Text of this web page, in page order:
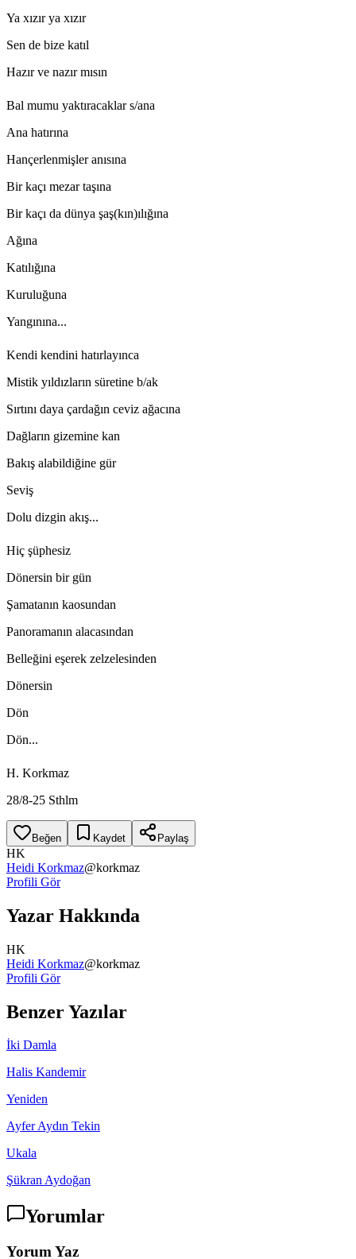
Ya xızır ya xızır
Sen de bize katıl
Hazır ve nazır mısın
Bal mumu yaktıracaklar s/ana
Ana hatırına
Hançerlenmişler anısına
Bir kaçı mezar taşına
Bir kaçı da dünya şaş(kın)ılığına
Ağına
Katılığına
Kuruluğuna
Yangınına...
Kendi kendini hatırlayınca
Mistik yıldızların süretine b/ak
Sırtını daya çardağın ceviz ağacına
Dağların gizemine kan
Bakış alabildiğine gür
Seviş
Dolu dizgin akış...
Hiç şüphesiz
Dönersin bir gün
Şamatanın kaosundan
Panoramanın alacasından
Belleğini eşerek zelzelesinden
Dönersin
Dön
Dön...
H. Korkmaz
28/8-25 Sthlm
Beğen Kaydet Paylaş
HK
Heidi Korkmaz@korkmaz
Profili Gör
Yazar Hakkında
HK
Heidi Korkmaz@korkmaz
Profili Gör
Benzer Yazılar
İki Damla
Halis Kandemir
Yeniden
Ayfer Aydın Tekin
Ukala
Şükran Aydoğan
Yorumlar
Yorum Yaz